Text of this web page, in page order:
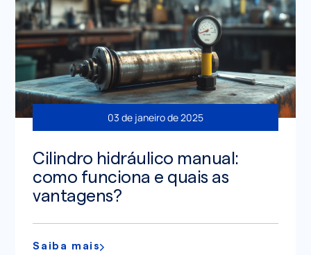
03 de janeiro de 2025
Cilindro hidráulico manual:
como funciona e quais as
vantagens?
Saiba mais